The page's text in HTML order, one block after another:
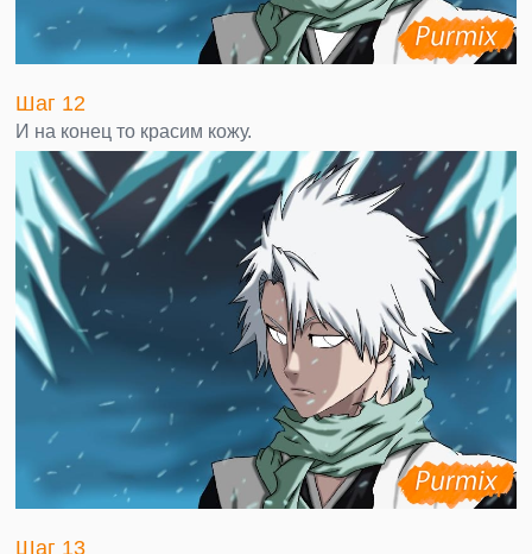
Шаг 12
И на конец то красим кожу.
Шаг 13